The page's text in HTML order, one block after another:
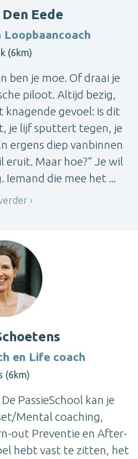
Eede
Loopbaancoach
(6km)
ben je moe. Of draai je
piloot. Altijd bezig,
knagende gevoel: is dit
je lijf sputtert tegen, je
ergens diep vanbinnen
Maar hoe?” Je wil
Iemand die mee het ...
verder
en Life coach
(6km)
PassieSchool kan je
Mental coaching,
out Preventie en After-
hebt vast te zitten, het